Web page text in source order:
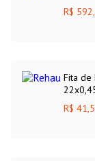
R$
Fita de
R$